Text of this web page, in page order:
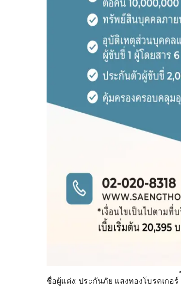
ชื่อผู้แต่ง:ประกันภัย แสงทองโบรคเกอร์